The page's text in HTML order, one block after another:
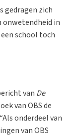
gedragen zich
onwetendheid in
school toch
van De
van OBS de
onderdeel van
van OBS